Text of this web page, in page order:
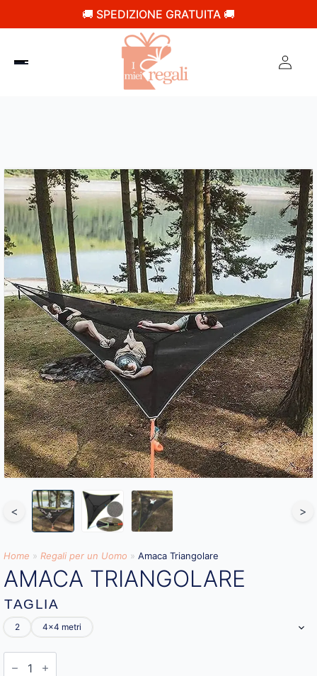
🚚 SPEDIZIONE GRATUITA 🚚
< >
Home » Regali per un Uomo » Amaca Triangolare
AMACA TRIANGOLARE
TAGLIA
2 4x4 metri
Amaca
Triangolare